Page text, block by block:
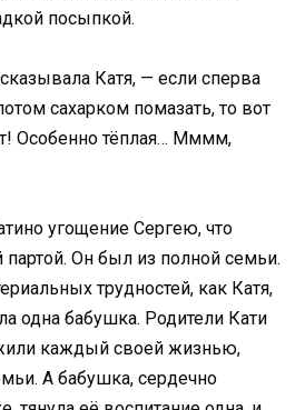
посыпкой.
Катя, — если сперва
сахарком помазать, то вот
Особенно тёплая… Мммм,
угощение Сергею, что
партой. Он был из полной семьи.
трудностей, как Катя,
одна бабушка. Родители Кати
каждый своей жизнью,
А бабушка, сердечно